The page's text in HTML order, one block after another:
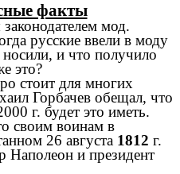
факты
мод.
русские ввели в моду
и что получило
это?
стоит для многих
Горбачев обещал, что
г. будет это иметь.
своим воинам в
26 августа 1812 г.
Наполеон и президент